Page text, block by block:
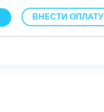
ВНЕСТИ ОПЛАТУ